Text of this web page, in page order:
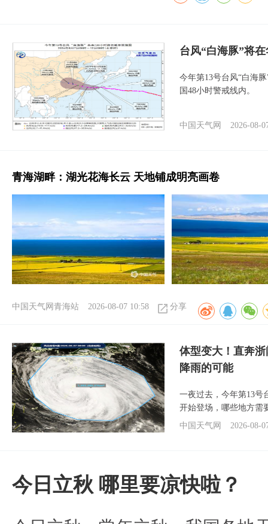
台风“白海豚”将
今年第13号台风“白海
国48小时警戒线内。
中国天气网 2026-08-
青海湖畔：湖光花海长云 天地铺成明亮画卷
中国天气网青海站 2026-08-07 10:58 分享
体型变大！直奔
降雨的可能
一夜过去，今年第13号
开始登场，哪些地方需
中国天气网
2026-08-
今日立秋 哪里要凉快啦？